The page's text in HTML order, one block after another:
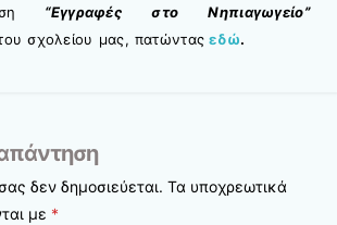
“Εγγραφές στο Νηπιαγωγείο”
σχολείου μας, πατώντας εδώ.
δεν δημοσιεύεται. Τα υποχρεωτικά
με *